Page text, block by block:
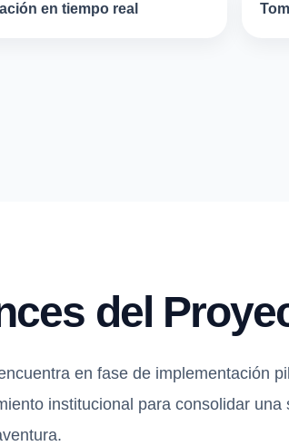
en tiempo real
del
en fase de implementación
institucional para consolidar